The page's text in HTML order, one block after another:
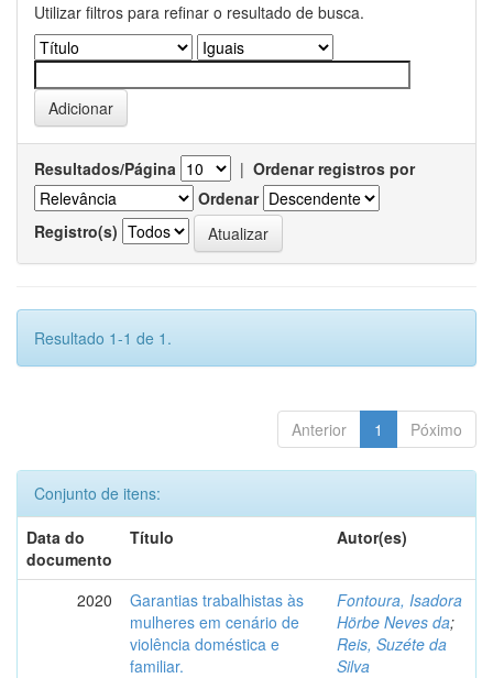
Utilizar filtros para refinar o resultado de busca.
Resultados/Página | Ordenar registros por
Ordenar
Registro(s)
Resultado 1-1 de 1.
Anterior 1 Póximo
Conjunto de itens:
Data do
documento
Título Autor(es)
2020
Garantias trabalhistas às
mulheres em cenário de
violência doméstica e
familiar.
Fontoura, Isadora
Hörbe Neves da;
Reis, Suzéte da
Silva